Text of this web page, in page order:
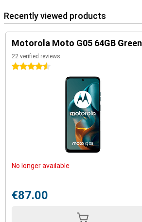
Recently viewed products
Motorola Moto G05 64GB Green
22 verified reviews
4.5 stars
No longer available
€87.00